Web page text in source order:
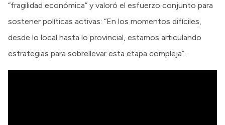
“fragilidad económica” y valoró el esfuerzo conjunto para
sostener políticas activas: “En los momentos difíciles,
desde lo local hasta lo provincial, estamos articulando
estrategias para sobrellevar esta etapa compleja”.